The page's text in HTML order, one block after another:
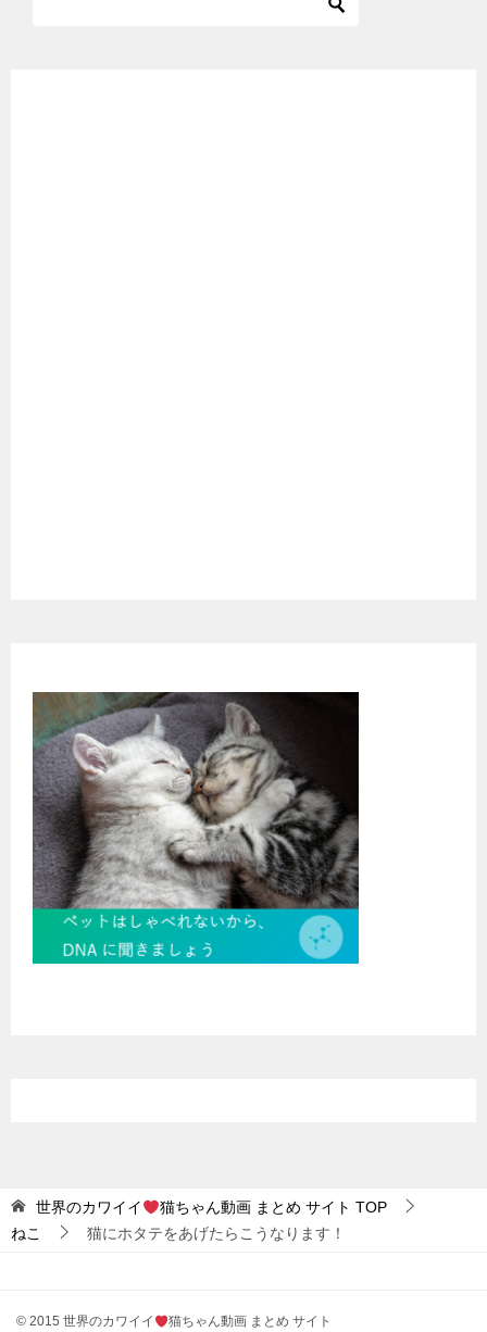
世界のカワイイ 猫ちゃん動画 まとめ サイト TOP
ねこ
猫にホタテをあげたらこうなります！
© 2015 世界のカワイイ 猫ちゃん動画 まとめ サイト